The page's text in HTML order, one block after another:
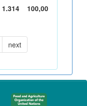
1.314
100,00
next